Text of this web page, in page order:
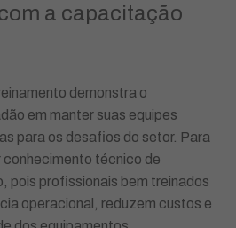
a capacitação
demonstra o
em manter suas equipes
para os desafios do setor. Para
técnico de
pois profissionais bem treinados
operacional, reduzem custos e